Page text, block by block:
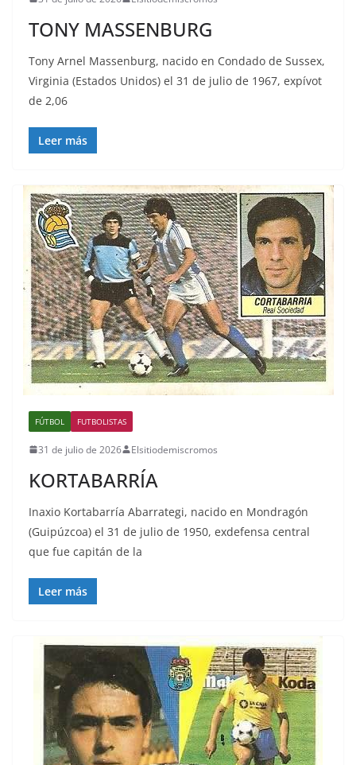
TONY MASSENBURG
Tony Arnel Massenburg, nacido en Condado de Sussex,
Virginia (Estados Unidos) el 31 de julio de 1967, expívot
de 2,06
Leer más
FÚTBOL FUTBOLISTAS
31 de julio de 2026 Elsitiodemiscromos
KORTABARRÍA
Inaxio Kortabarría Abarrategi, nacido en Mondragón
(Guipúzcoa) el 31 de julio de 1950, exdefensa central
que fue capitán de la
Leer más